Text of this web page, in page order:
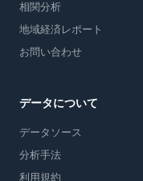
相関分析
地域経済レポート
お問い合わせ
データについて
データソース
分析手法
利用規約